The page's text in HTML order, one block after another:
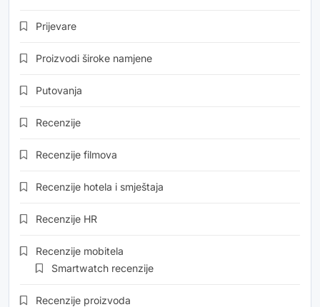
Prijevare
Proizvodi široke namjene
Putovanja
Recenzije
Recenzije filmova
Recenzije hotela i smještaja
Recenzije HR
Recenzije mobitela
Smartwatch recenzije
Recenzije proizvoda